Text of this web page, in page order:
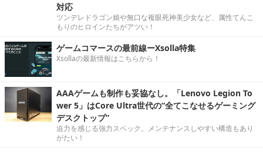
対応
ツンデレドラゴン娘や無口な複眼死神美少女など、属性てんこ
もりのヒロインたちがアツい！
ゲームコマースの最前線ーXsolla特集
Xsollaの最新情報はこちらから！
AAAゲームも制作も妥協なし。「Lenovo Legion To
wer 5」はCore Ultra世代の“全てこなせるゲーミング
デスクトップ”
迫力を感じる強力スペック。メンテナンスしやすい構造もあり
がたい！